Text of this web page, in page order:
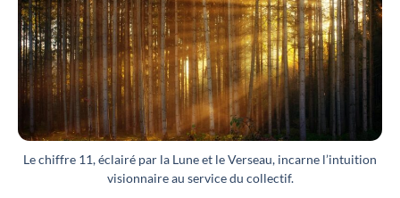
Le chiffre 11, éclairé par la Lune et le Verseau, incarne l’intuition
visionnaire au service du collectif.